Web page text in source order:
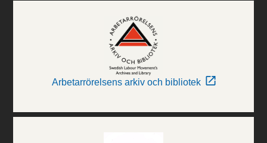
Arbetarrörelsens arkiv och bibliotek